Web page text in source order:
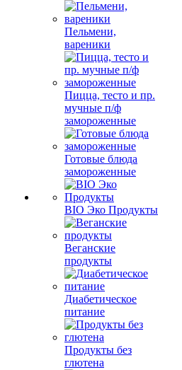
Пельмени,
вареники
Пицца, тесто и пр.
мучные п/ф
замороженные
Готовые блюда
замороженные
BIO Эко Продукты
Веганские
продукты
Диабетическое
питание
Продукты без
глютена